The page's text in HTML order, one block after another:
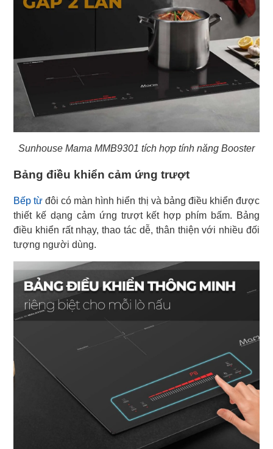
Sunhouse Mama MMB9301 tích hợp tính năng Booster
Bảng điều khiển cảm ứng trượt
Bếp từ đôi có màn hình hiển thị và bảng điều khiển được
thiết kế dạng cảm ứng trượt kết hợp phím bấm. Bảng
điều khiển rất nhạy, thao tác dễ, thân thiện với nhiều đối
tượng người dùng.